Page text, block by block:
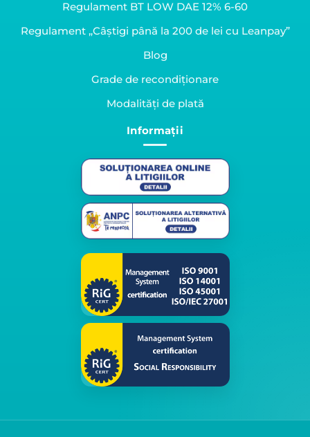
Regulament BT LOW DAE 12% 6-60
Regulament „Câștigi până la 200 de lei cu Leanpay”
Blog
Grade de recondiționare
Modalități de plată
Informații